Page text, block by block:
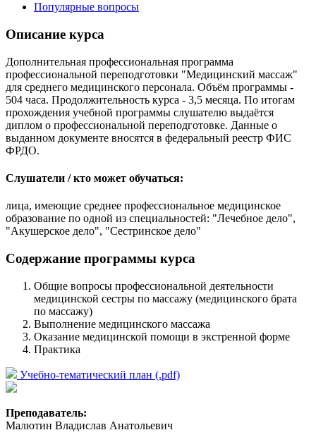
Популярные вопросы
Описание курса
Дополнительная профессиональная программа
профессиональной переподготовки "Медицинский массаж"
для среднего медицинского персонала. Объём программы -
504 часа. Продолжительность курса - 3,5 месяца. По итогам
прохождения учебной программы слушателю выдаётся
диплом о профессиональной переподготовке. Данные о
выданном документе вносятся в федеральный реестр ФИС
ФРДО.
Слушатели / кто может обучаться:
лица, имеющие среднее профессиональное медицинское
образование по одной из специальностей: "Лечебное дело",
"Акушерское дело", "Сестринское дело"
Содержание программы курса
Общие вопросы профессиональной деятельности
медицинской сестры по массажу (медицинского брата
по массажу)
Выполнение медицинского массажа
Оказание медицинской помощи в экстренной форме
Практика
Учебно-тематический план (.pdf)
Преподаватель:
Малютин Владислав Анатольевич